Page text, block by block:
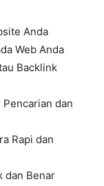
Anda
Web Anda
Backlink
dan
Rapi dan
dan Benar